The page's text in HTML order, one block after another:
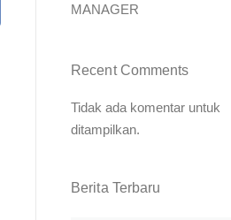
MANAGER
Recent Comments
Tidak ada komentar untuk
ditampilkan.
Berita Terbaru